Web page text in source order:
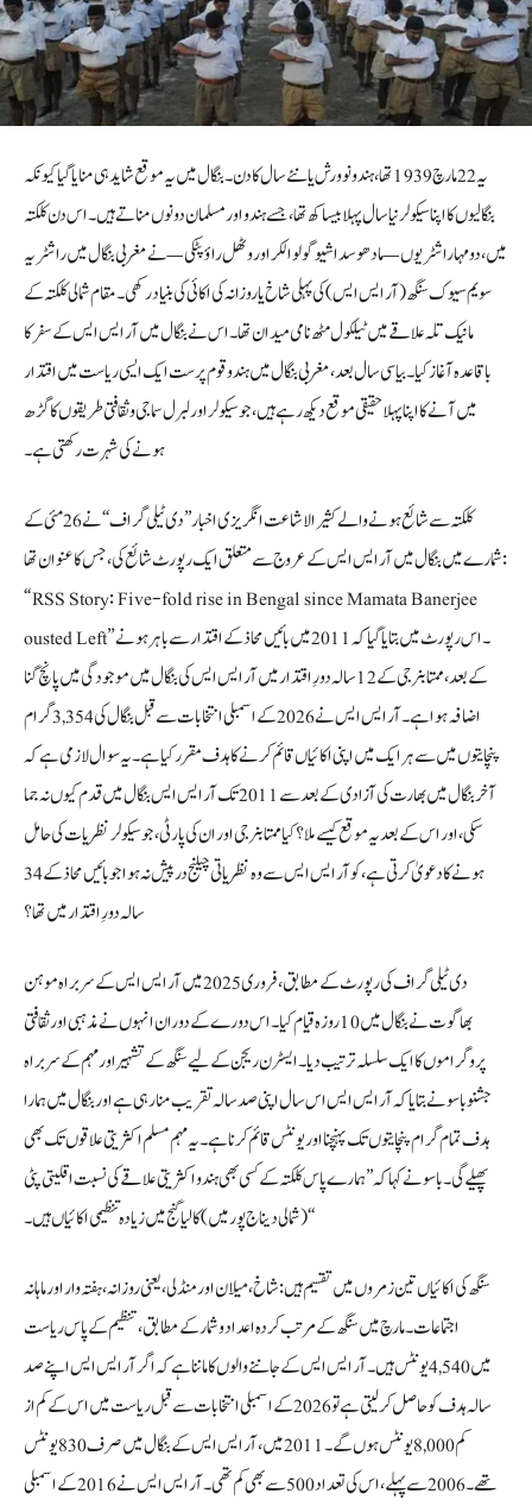
یہ 22 مارچ 1939 تھا، ہندو نو ورش یا نئے سال کا دن۔ بنگال میں یہ موقع شاید ہی منایا گیا کیونکہ
بنگالیوں کا اپنا سیکولر نیا سال پہلا بیساکھ تھا، جسے ہندو اور مسلمان دونوں مناتے ہیں۔ اس دن کلکتہ
میں، دو مہاراشٹریوں — مادھو سداشیو گولوالکر اور وٹھل راؤ پٹکی — نے مغربی بنگال میں راشٹریہ
سویم سیوک سنگھ (آر ایس ایس) کی پہلی شاخ یا روزانہ کی اکائی کی بنیاد رکھی۔ مقام شمالی کلکتہ کے
مانیک تلہ علاقے میں ٹیلکول مٹھ نامی میدان تھا۔ اس نے بنگال میں آر ایس ایس کے سفر کا
باقاعدہ آغاز کیا۔ بیاسی سال بعد، مغربی بنگال میں ہندو قوم پرست ایک ایسی ریاست میں اقتدار
میں آنے کا اپنا پہلا حقیقی موقع دیکھ رہے ہیں، جو سیکولر اور لبرل سماجی و ثقافتی طریقوں کا گڑھ
ہونے کی شہرت رکھتی ہے۔
کلکتہ سے شائع ہونے والے کثیر الاشاعت انگریزی اخبار ’’دی ٹیلی گراف‘‘ نے 26 مئی کے
شمارے میں بنگال میں آر ایس ایس کے عروج سے متعلق ایک رپورٹ شائع کی، جس کا عنوان تھا:
“RSS Story: Five-fold rise in Bengal since Mamata Banerjee
ousted Left”۔ اس رپورٹ میں بتایا گیا کہ 2011 میں بائیں محاذ کے اقتدار سے باہر ہونے
کے بعد، ممتا بنرجی کے 12 سالہ دورِ اقتدار میں آر ایس ایس کی بنگال میں موجودگی میں پانچ گنا
اضافہ ہوا ہے۔ آر ایس ایس نے 2026 کے اسمبلی انتخابات سے قبل بنگال کی 3,354 گرام
پنچایتوں میں سے ہر ایک میں اپنی اکائیاں قائم کرنے کا ہدف مقرر کیا ہے۔ یہ سوال لازمی ہے کہ
آخر بنگال میں بھارت کی آزادی کے بعد سے 2011 تک آر ایس ایس بنگال میں قدم کیوں نہ جما
سکی، اور اس کے بعد یہ موقع کیسے ملا؟ کیا ممتا بنرجی اور ان کی پارٹی، جو سیکولر نظریات کی حامل
ہونے کا دعویٰ کرتی ہے، کو آر ایس ایس سے وہ نظریاتی چیلنج درپیش نہ ہوا جو بائیں محاذ کے 34
سالہ دورِ اقتدار میں تھا؟
دی ٹیلی گراف کی رپورٹ کے مطابق، فروری 2025 میں آر ایس ایس کے سربراہ موہن
بھاگوت نے بنگال میں 10 روزہ قیام کیا۔ اس دورے کے دوران انہوں نے مذہبی اور ثقافتی
پروگراموں کا ایک سلسلہ ترتیب دیا۔ ایسٹرن ریجن کے لیے سنگھ کے تشہیر اور مہم کے سربراہ
جشنو باسو نے بتایا کہ آر ایس ایس اس سال اپنی صد سالہ تقریب منا رہی ہے اور بنگال میں ہمارا
ہدف تمام گرام پنچایتوں تک پہنچنا اور یونٹس قائم کرنا ہے۔ یہ مہم مسلم اکثریتی علاقوں تک بھی
پھیلے گی۔ باسو نے کہا کہ ’’ہمارے پاس کلکتہ کے کسی بھی ہندو اکثریتی علاقے کی نسبت اقلیتی پٹی
(شمالی دیناج پور میں) کالیا گنج میں زیادہ تنظیمی اکائیاں ہیں۔‘‘
سنگھ کی اکائیاں تین زمروں میں تقسیم ہیں: شاخ، میلان اور منڈلی، یعنی روزانہ، ہفتہ وار اور ماہانہ
اجتماعات۔ مارچ میں سنگھ کے مرتب کردہ اعداد و شمار کے مطابق، تنظیم کے پاس ریاست
میں 4,540 یونٹس ہیں۔ آر ایس ایس کے جاننے والوں کا ماننا ہے کہ اگر آر ایس ایس اپنے صد
سالہ ہدف کو حاصل کر لیتی ہے تو 2026 کے اسمبلی انتخابات سے قبل ریاست میں اس کے کم از
کم 8,000 یونٹس ہوں گے۔ 2011 میں، آر ایس ایس کے بنگال میں صرف 830 یونٹس
تھے۔ 2006 سے پہلے، اس کی تعداد 500 سے بھی کم تھی۔ آر ایس ایس نے 2016 کے اسمبلی